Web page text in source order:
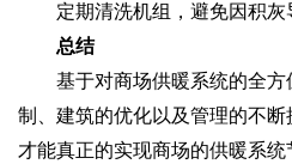
定期清洗机组，避免因积灰
总结
基于对商场供暖系统的全
制、建筑的优化以及管理的不断
才能真正的实现商场的供暖系